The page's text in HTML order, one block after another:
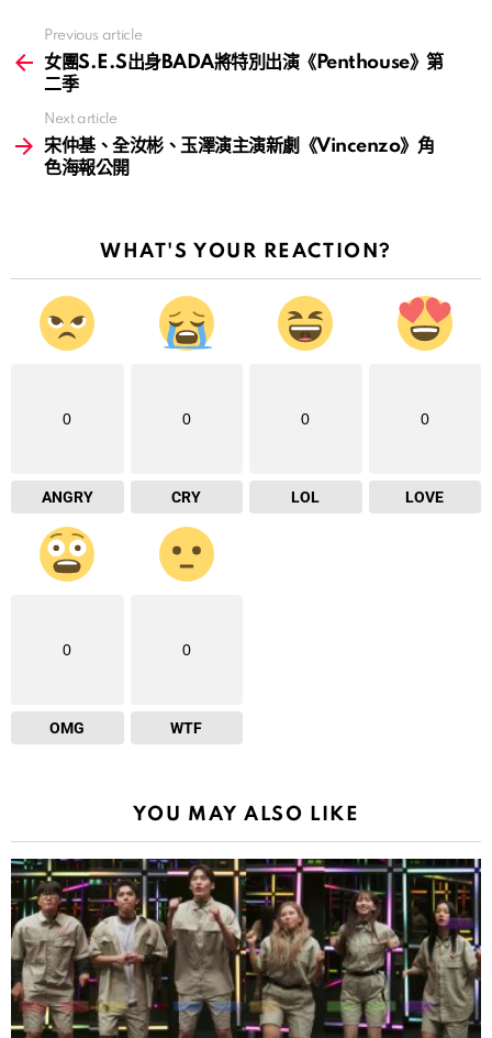
more
Previous article
女團S.E.S出身BADA將特別出演《Penthouse》第
二季
Next article
宋仲基、全汝彬、玉澤演主演新劇《Vincenzo》角
色海報公開
WHAT'S YOUR REACTION?
0
ANGRY
0
CRY
0
LOL
0
LOVE
0
OMG
0
WTF
YOU MAY ALSO LIKE